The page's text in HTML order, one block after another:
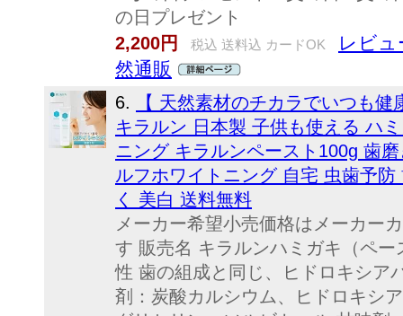
の日プレゼント
2,200円
税込 送料込 カードOK
レビュ
然通販
6.
【 天然素材のチカラでいつも
キラルン 日本製 子供も使える ハ
ニング キラルンペースト100g 歯
ルフホワイトニング 自宅 虫歯予
く 美白 送料無料
メーカー希望小売価格はメーカー
す 販売名 キラルンハミガキ（ペ
性 歯の組成と同じ、ヒドロキシア
剤：炭酸カルシウム、ヒドロキシ